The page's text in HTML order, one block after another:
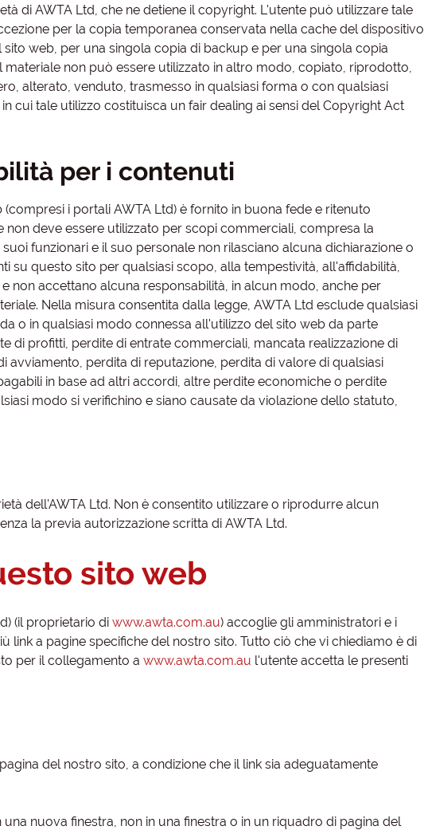
di AWTA Ltd, che ne detiene il copyright. L'utente può utilizzare tale
per la copia temporanea conservata nella cache del dispositivo
web, per una singola copia di backup e per una singola copia
non può essere utilizzato in altro modo, copiato, riprodotto,
alterato, venduto, trasmesso in qualsiasi forma o con qualsiasi
cui tale utilizzo costituisca un fair dealing ai sensi del Copyright Act
per i contenuti
i portali AWTA Ltd) è fornito in buona fede e ritenuto
deve essere utilizzato per scopi commerciali, compresa la
funzionari e il suo personale non rilasciano alcuna dichiarazione o
su questo sito per qualsiasi scopo, alla tempestività, all'affidabilità,
non accettano alcuna responsabilità, in alcun modo, anche per
Nella misura consentita dalla legge, AWTA Ltd esclude qualsiasi
o in qualsiasi modo connessa all'utilizzo del sito web da parte
di profitti, perdite di entrate commerciali, mancata realizzazione di
avviamento, perdita di reputazione, perdita di valore di qualsiasi
in base ad altri accordi, altre perdite economiche o perdite
modo si verifichino e siano causate da violazione dello statuto,
dell'AWTA Ltd. Non è consentito utilizzare o riprodurre alcun
la previa autorizzazione scritta di AWTA Ltd.
sito web
(il proprietario di www.awta.com.au) accoglie gli amministratori e i
link a pagine specifiche del nostro sito. Tutto ciò che vi chiediamo è di
per il collegamento a www.awta.com.au l'utente accetta le presenti
del nostro sito, a condizione che il link sia adeguatamente
una nuova finestra, non in una finestra o in un riquadro di pagina del